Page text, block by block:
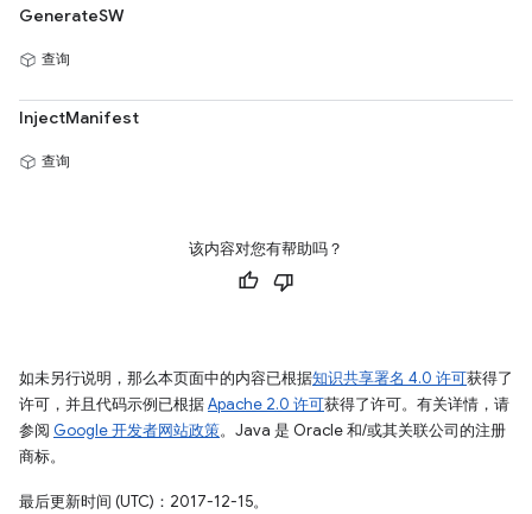
GenerateSW
查询
InjectManifest
查询
该内容对您有帮助吗？
如未另行说明，那么本页面中的内容已根据知识共享署名 4.0 许可获得了
许可，并且代码示例已根据Apache 2.0 许可获得了许可。有关详情，请
参阅 Google 开发者网站政策。Java 是 Oracle 和/或其关联公司的注册
商标。
最后更新时间 (UTC)：2017-12-15。